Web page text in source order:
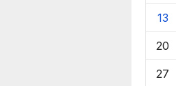
13
20
27